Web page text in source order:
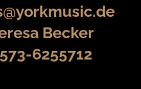
Becker
6255712